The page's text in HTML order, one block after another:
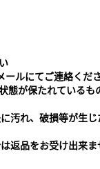
ールにてご連絡くだ
態が保たれているも
汚れ、破損等が生
返品をお受け出来ま